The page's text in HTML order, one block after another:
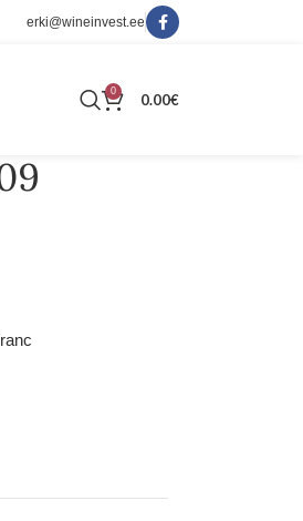
erki@wineinvest.ee
0 0.00€